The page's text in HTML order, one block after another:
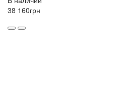
38 160грн